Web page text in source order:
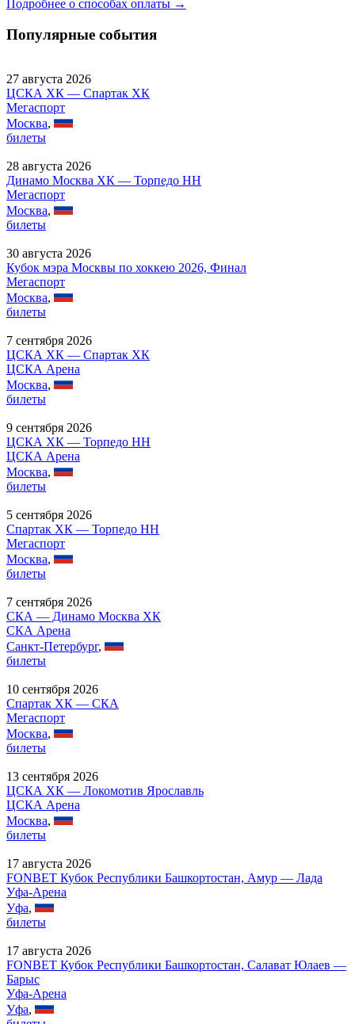
Подробнее о способах оплаты →
Популярные события
27 августа 2026
ЦСКА ХК — Спартак ХК
Мегаспорт
Москва,
билеты
28 августа 2026
Динамо Москва ХК — Торпедо НН
Мегаспорт
Москва,
билеты
30 августа 2026
Кубок мэра Москвы по хоккею 2026, Финал
Мегаспорт
Москва,
билеты
7 сентября 2026
ЦСКА ХК — Спартак ХК
ЦСКА Арена
Москва,
билеты
9 сентября 2026
ЦСКА ХК — Торпедо НН
ЦСКА Арена
Москва,
билеты
5 сентября 2026
Спартак ХК — Торпедо НН
Мегаспорт
Москва,
билеты
7 сентября 2026
СКА — Динамо Москва ХК
СКА Арена
Санкт-Петербург,
билеты
10 сентября 2026
Спартак ХК — СКА
Мегаспорт
Москва,
билеты
13 сентября 2026
ЦСКА ХК — Локомотив Ярославль
ЦСКА Арена
Москва,
билеты
17 августа 2026
FONBET Кубок Республики Башкортостан, Амур — Лада
Уфа-Арена
Уфа,
билеты
17 августа 2026
FONBET Кубок Республики Башкортостан, Салават Юлаев —
Барыс
Уфа-Арена
Уфа,